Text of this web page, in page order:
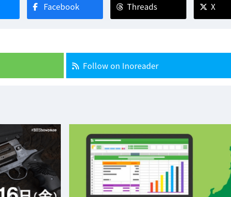
Facebook Threads X
Follow on Inoreader